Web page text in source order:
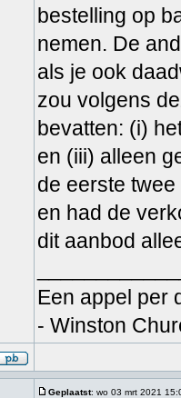
bestelling op
nemen. De
als je ook
zou volgens
bevatten: (i)
en (iii) alleen
de eerste
en had de
dit aanbod
Een appel per
- Winston
Geplaatst: wo 03 mrt 2021